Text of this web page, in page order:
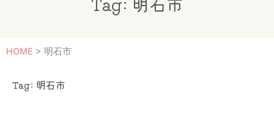
HOME > 明石市
Tag: 明石市